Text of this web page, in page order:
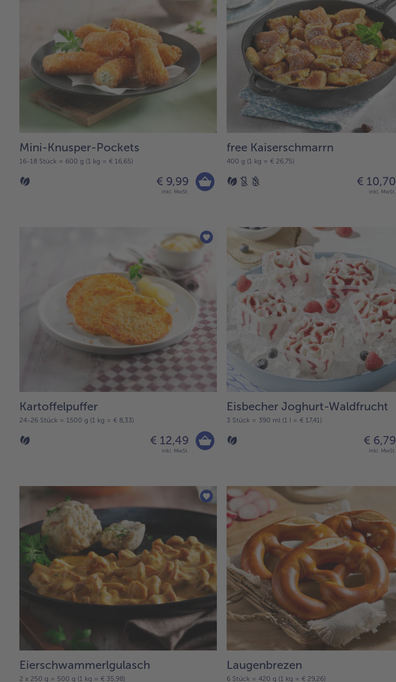
Mini-Knusper-Pockets
16-18 Stück = 600 g (1 kg = € 16,65)
€ 9,99
inkl. MwSt.
free Kaiserschmarrn
400 g (1 kg = € 26,75)
€ 10,70
inkl. MwSt.
Kartoffelpuffer
24-26 Stück = 1500 g (1 kg = € 8,33)
€ 12,49
inkl. MwSt.
Eisbecher Joghurt-Waldfrucht
3 Stück = 390 ml (1 l = € 17,41)
€ 6,79
inkl. MwSt.
Eierschwammerlgulasch
2 x 250 g = 500 g (1 kg = € 35,98)
Laugenbrezen
6 Stück = 420 g (1 kg = € 29,26)